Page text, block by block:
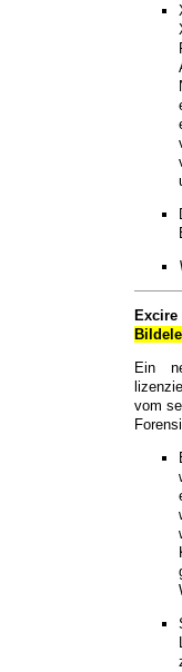
Excire
Ein
vom